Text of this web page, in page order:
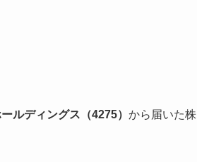
ルディングス（4275） から届いた株